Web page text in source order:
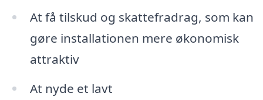
At få tilskud og skattefradrag, som kan
gøre installationen mere økonomisk
attraktiv
At nyde et lavt